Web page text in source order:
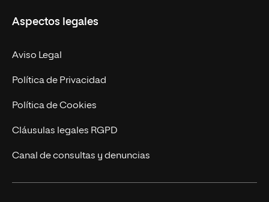
Empresa
MBA
Marketing y Comunicación
Ingeniería
Diseño
Ciencias de la Salud
Nuestro Equipo
Contacto
Aspectos legales
Aviso Legal
Política de Privacidad
Política de Cookies
Cláusulas legales RGPD
Canal de consultas y denuncias